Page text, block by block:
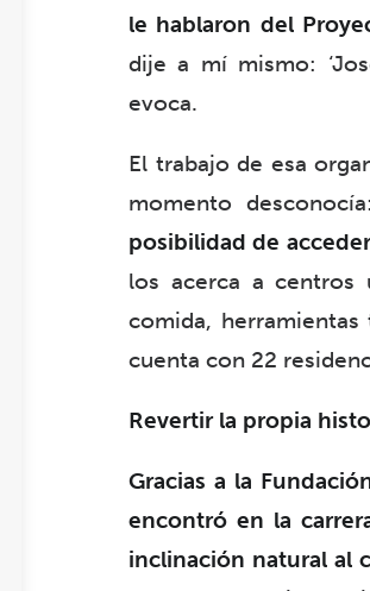
le hablaron del
dije a mí mismo:
evoca.
El trabajo de esa
momento
posibilidad de
los acerca a centros
comida,
cuenta con 22
Revertir la propia
Gracias a la
encontró en la
inclinación natural al